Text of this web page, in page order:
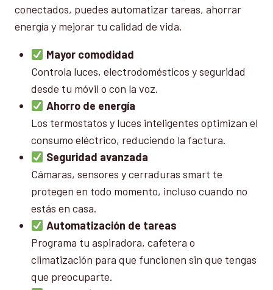
conectados, puedes automatizar tareas, ahorrar
energía y mejorar tu calidad de vida.
Mayor comodidad
Controla luces, electrodomésticos y seguridad
desde tu móvil o con la voz.
Ahorro de energía
Los termostatos y luces inteligentes optimizan el
consumo eléctrico, reduciendo la factura.
Seguridad avanzada
Cámaras, sensores y cerraduras smart te
protegen en todo momento, incluso cuando no
estás en casa.
Automatización de tareas
Programa tu aspiradora, cafetera o
climatización para que funcionen sin que tengas
que preocuparte.